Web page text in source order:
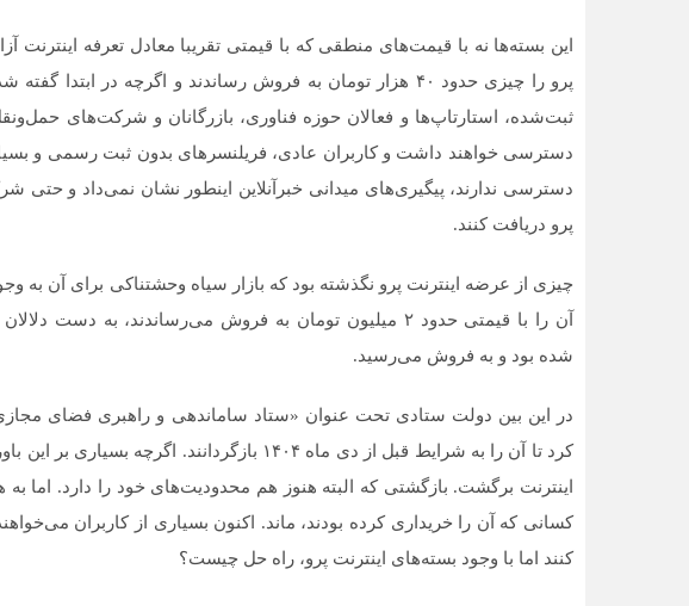
این بسته‌ها نه با قیمت‌های منطقی که با قیمتی تقریبا معادل تعرفه اینترنت
پرو را چیزی حدود ۴۰ هزار تومان به فروش رساندند و اگرچه در
ثبت‌شده، استارتاپ‌ها و فعالان حوزه فناوری، بازرگانان و شرکت‌های
دسترسی خواهند داشت و کاربران عادی، فریلنسرهای بدون ثبت رسمی و
دسترسی ندارند، پیگیری‌های میدانی خبرآنلاین اینطور نشان نمی‌داد و حتی
پرو دریافت کنند.
شده بود و به فروش می‌رسید.
در این بین دولت ستادی تحت عنوان «ستاد ساماندهی و راهبری فضای
کرد تا آن را به شرایط قبل از دی ماه ۱۴۰۴
اینترنت برگشت. بازگشتی که البته هنوز هم محدودیت‌های خود را دارد. اما
کسانی که آن را خریداری کرده بودند، ماند. اکنون بسیاری از کاربران
کنند اما با وجود بسته‌های اینترنت پرو، راه حل چیست؟